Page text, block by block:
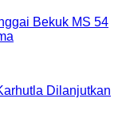
Bekuk MS 54
Dilanjutkan